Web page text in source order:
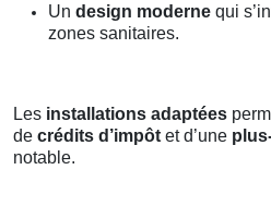
Un design moderne qui
zones sanitaires.
Les installations adaptées
de crédits d’impôt et d’une
notable.